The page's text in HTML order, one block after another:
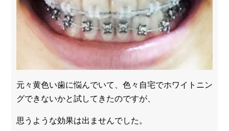
元々黄色い歯に悩んでいて、色々自宅でホワイトニン
グできないかと試してきたのですが、
思うような効果は出ませんでした。